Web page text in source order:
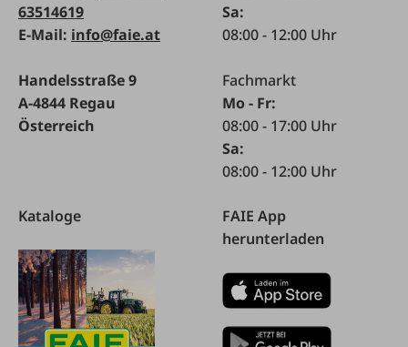
63514619
E-Mail: info@faie.at
Handelsstraße 9
A-4844 Regau
Österreich
Sa:
08:00 - 12:00 Uhr
Fachmarkt
Mo - Fr:
08:00 - 17:00 Uhr
Sa:
08:00 - 12:00 Uhr
Kataloge
FAIE App
herunterladen